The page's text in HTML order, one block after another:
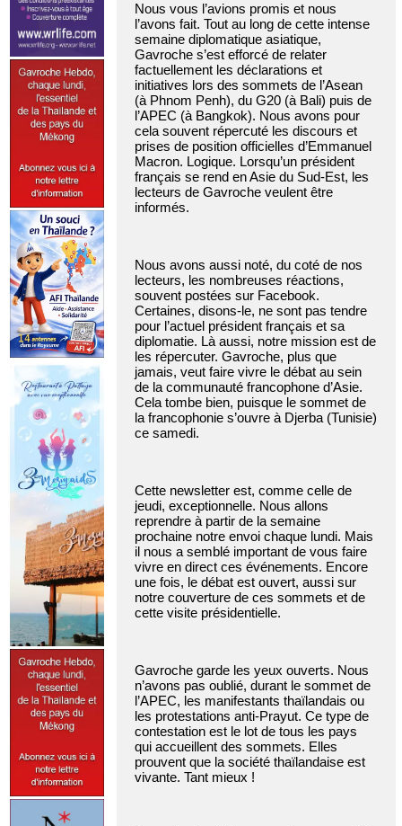
Nous vous l’avions promis et nous
l’avons fait. Tout au long de cette intense
semaine diplomatique asiatique,
Gavroche s’est efforcé de relater
factuellement les déclarations et
initiatives lors des sommets de l’Asean
(à Phnom Penh), du G20 (à Bali) puis de
l’APEC (à Bangkok). Nous avons pour
cela souvent répercuté les discours et
prises de position officielles d’Emmanuel
Macron. Logique. Lorsqu’un président
français se rend en Asie du Sud-Est, les
lecteurs de Gavroche veulent être
informés.
Nous avons aussi noté, du coté de nos
lecteurs, les nombreuses réactions,
souvent postées sur Facebook.
Certaines, disons-le, ne sont pas tendre
pour l’actuel président français et sa
diplomatie. Là aussi, notre mission est de
les répercuter. Gavroche, plus que
jamais, veut faire vivre le débat au sein
de la communauté francophone d’Asie.
Cela tombe bien, puisque le sommet de
la francophonie s’ouvre à Djerba (Tunisie)
ce samedi.
Cette newsletter est, comme celle de
jeudi, exceptionnelle. Nous allons
reprendre à partir de la semaine
prochaine notre envoi chaque lundi. Mais
il nous a semblé important de vous faire
vivre en direct ces événements. Encore
une fois, le débat est ouvert, aussi sur
notre couverture de ces sommets et de
cette visite présidentielle.
Gavroche garde les yeux ouverts. Nous
n’avons pas oublié, durant le sommet de
l’APEC, les manifestants thaïlandais ou
les protestations anti-Prayut. Ce type de
contestation est le lot de tous les pays
qui accueillent des sommets. Elles
prouvent que la société thaïlandaise est
vivante. Tant mieux !